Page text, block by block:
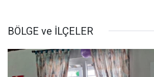
BÖLGE ve İLÇELER